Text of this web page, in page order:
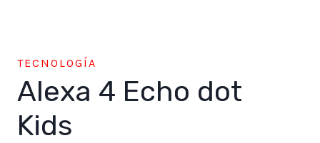
TECNOLOGÍA
Alexa 4 Echo dot
Kids